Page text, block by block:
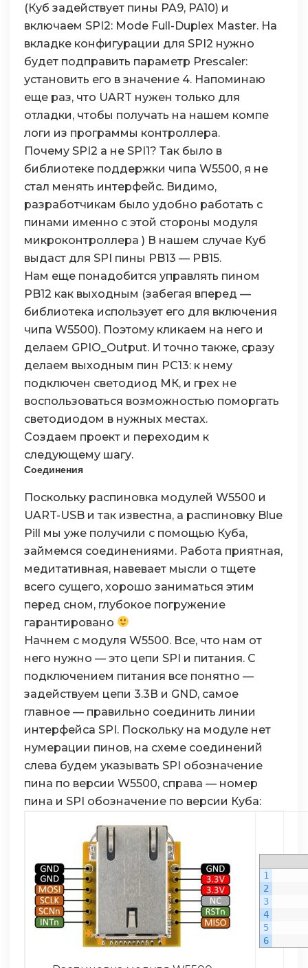
(Куб задействует пины PA9, PA10) и
включаем SPI2: Mode Full-Duplex Master. На
вкладке конфигурации для SPI2 нужно
будет подправить параметр Prescaler:
установить его в значение 4. Напоминаю
еще раз, что UART нужен только для
отладки, чтобы получать на нашем компе
логи из программы контроллера.
Почему SPI2 а не SPI1? Так было в
библиотеке поддержки чипа W5500, я не
стал менять интерфейс. Видимо,
разработчикам было удобно работать с
пинами именно с этой стороны модуля
микроконтроллера ) В нашем случае Куб
выдаст для SPI пины PB13 — PB15.
Нам еще понадобится управлять пином
PB12 как выходным (забегая вперед —
библиотека использует его для включения
чипа W5500). Поэтому кликаем на него и
делаем GPIO_Output. И точно также, сразу
делаем выходным пин PC13: к нему
подключен светодиод МК, и грех не
воспользоваться возможностью поморгать
светодиодом в нужных местах.
Создаем проект и переходим к
следующему шагу.
Соединения
Поскольку распиновка модулей W5500 и
UART-USB и так известна, а распиновку Blue
Pill мы уже получили с помощью Куба,
займемся соединениями. Работа приятная,
медитативная, навевает мысли о тщете
всего сущего, хорошо заниматься этим
перед сном, глубокое погружение
гарантировано
Начнем с модуля W5500. Все, что нам от
него нужно — это цепи SPI и питания. С
подключением питания все понятно —
задействуем цепи 3.3В и GND, самое
главное — правильно соединить линии
интерфейса SPI. Поскольку на модуле нет
нумерации пинов, на схеме соединений
слева будем указывать SPI обозначение
пина по версии W5500, справа — номер
пина и SPI обозначение по версии Куба:
1
2
3
4
5
6